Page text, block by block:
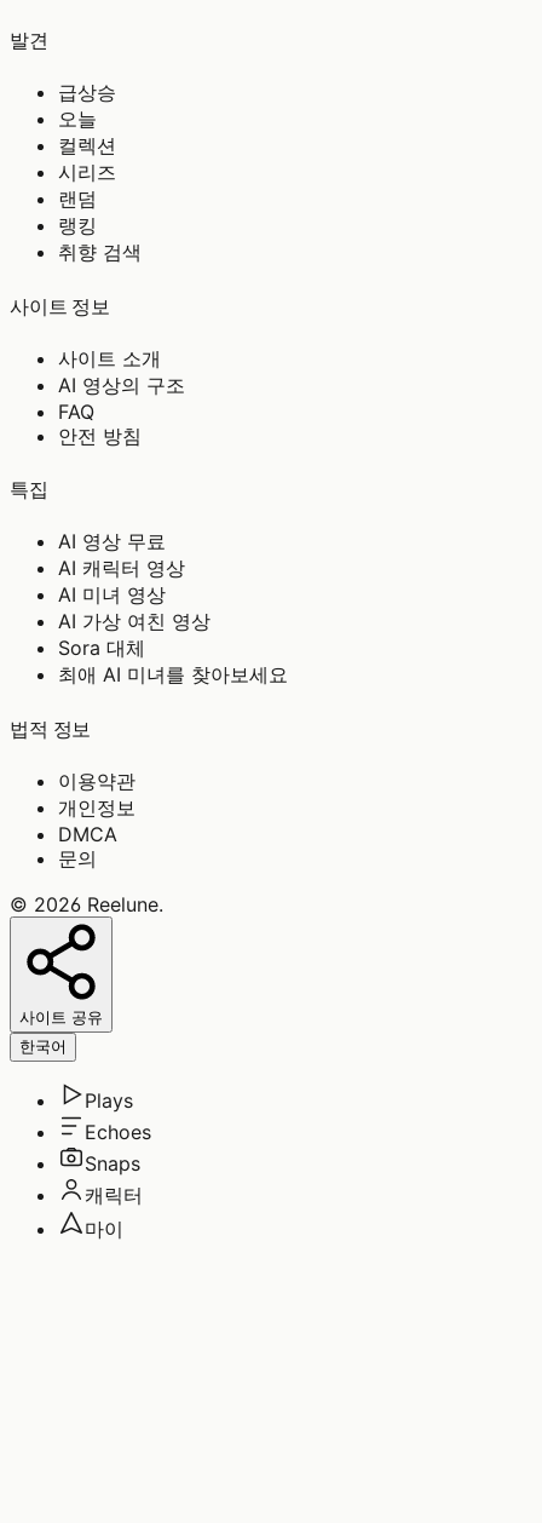
발견
급상승
오늘
컬렉션
시리즈
랜덤
랭킹
취향 검색
사이트 정보
사이트 소개
AI 영상의 구조
FAQ
안전 방침
특집
AI 영상 무료
AI 캐릭터 영상
AI 미녀 영상
AI 가상 여친 영상
Sora 대체
최애 AI 미녀를 찾아보세요
법적 정보
이용약관
개인정보
DMCA
문의
© 2026 Reelune.
사이트 공유
한국어
Plays
Echoes
Snaps
캐릭터
마이